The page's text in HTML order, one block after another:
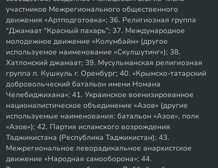
участников Межрегионального общественного
движения «Артподготовка»; 36. Религиозная группа
“Джамаат “Красный пахарь”; 37. Международное
молодежное движение «Колумбайн» (другое
используемое наименование «Скулшутинг»); 38.
Хатлонский джамаат; 39. Мусульманская религиозная
группа п. Кушкуль г. Оренбург; 40. «Крымско-татарский
добровольческий батальон имени Номана
Челебиджихана»; 41. Украинское военизированное
националистическое объединение «Азов» (другие
используемые наименования: батальон «Азов», полк
«Азов»); 42. Партия исламского возрождения
Таджикистана (Республика Таджикистан); 43.
Межрегиональное леворадикальное анархистское
движение «Народная самооборона»; 44.